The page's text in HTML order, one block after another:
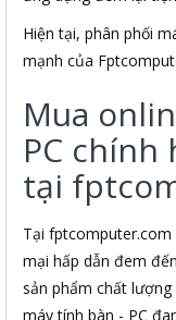
Hiện tại, phân phối
mạnh của
Mua
PC
tại
Tại
mại hấp dẫn đem
sản phẩm chất
máy tính bàn - PC